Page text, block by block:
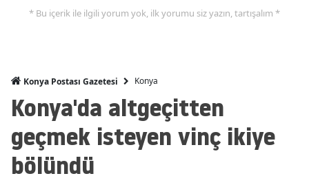
Kocaeli
Konya
* Bu içerik ile ilgili yorum yok, ilk yorumu siz yazın, tartışalım *
Konya Postası Gazetesi Konya
Konya'da altgeçitten
geçmek isteyen vinç ikiye
bölündü